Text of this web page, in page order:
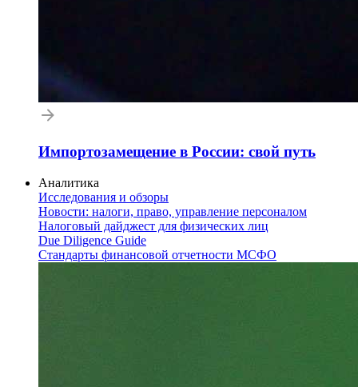
Импортозамещение в России: свой путь
Аналитика
Исследования и обзоры
Новости: налоги, право, управление персоналом
Налоговый дайджест для физических лиц
Due Diligence Guide
Стандарты финансовой отчетности МСФО